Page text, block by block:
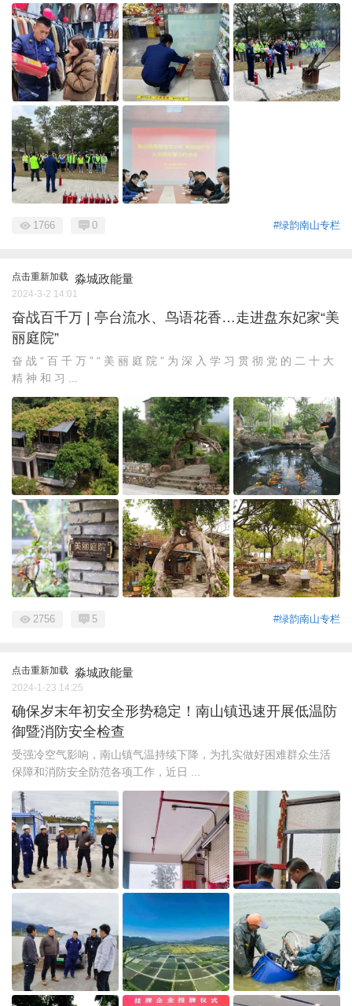
#绿韵南山专栏
1766 0
点击重新加载 淼城政能量
2024-3-2 14:01
奋战百千万 | 亭台流水、鸟语花香…走进盘东妃家“美
丽庭院”
奋 战 “ 百 千 万 ” “ 美 丽 庭 院 ” 为 深 入 学 习 贯 彻 党 的 二 十 大
精 神 和 习 ...
#绿韵南山专栏
2756 5
点击重新加载 淼城政能量
2024-1-23 14:25
确保岁末年初安全形势稳定！南山镇迅速开展低温防
御暨消防安全检查
受强冷空气影响，南山镇气温持续下降，为扎实做好困难群众生活
保障和消防安全防范各项工作，近日 ...